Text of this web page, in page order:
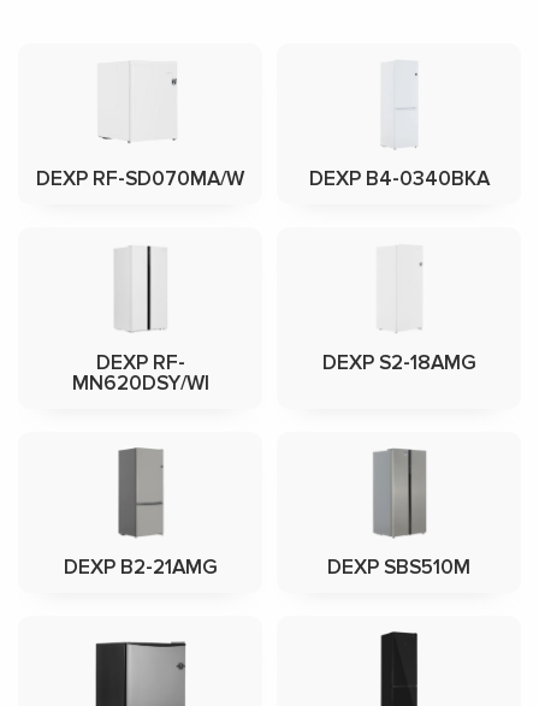
DEXP RF-SD070MA/W DEXP B4-0340BKA
DEXP RF-
MN620DSY/WI
DEXP S2-18AMG
DEXP B2-21AMG DEXP SBS510M